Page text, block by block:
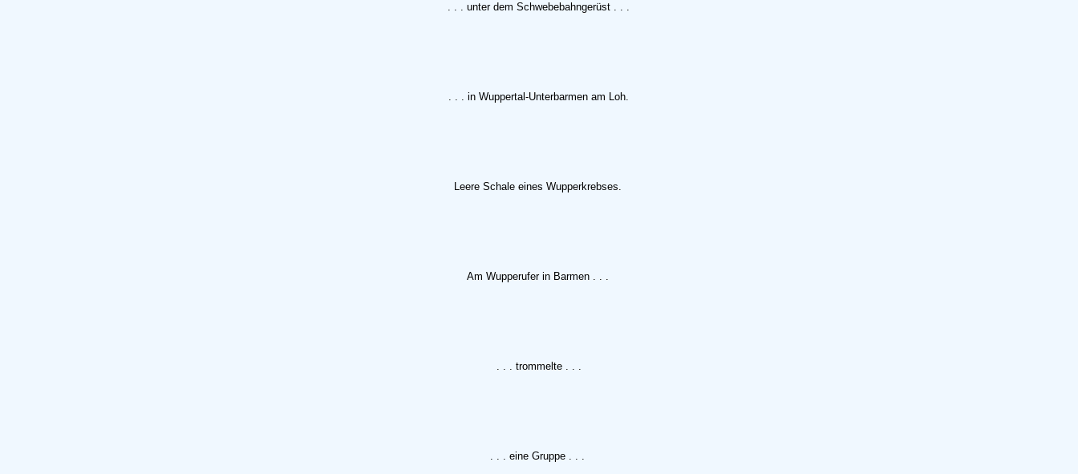
. . . unter dem Schwebebahngerüst . . .
. . . in Wuppertal-Unterbarmen am Loh.
Leere Schale eines Wupperkrebses.
Am Wupperufer in Barmen . . .
. . . trommelte . . .
. . . eine Gruppe . . .